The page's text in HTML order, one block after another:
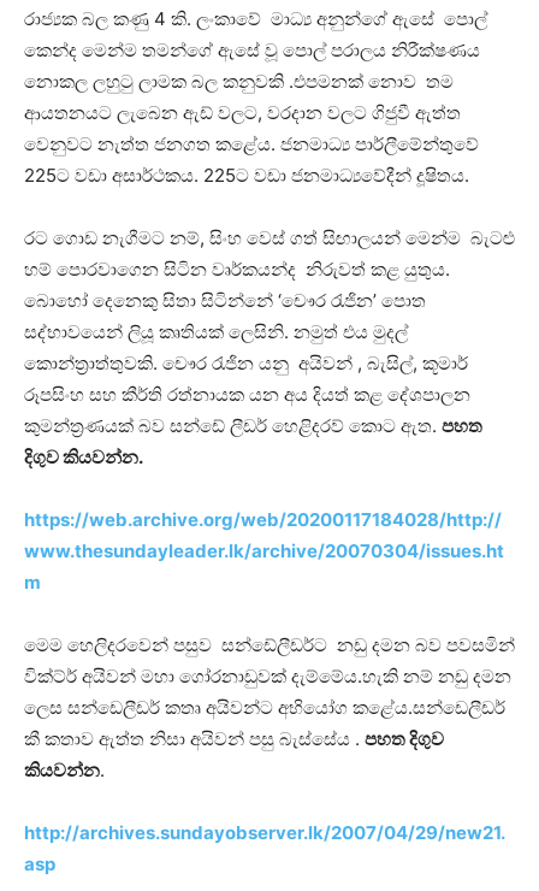
රාජ්‍යක බල කණු 4 කි. ලංකාවේ මාධ්‍ය අනුන්ගේ ඇසේ පොල්
කෙන්ද මෙන්ම තමන්ගේ ඇසේ වූ පොල් පරාලය නිරීක්ෂණය
නොකල ලහු‍ටු ලාමක බල කනුවකි .එපමනක් නොව තම
ආයතනයට ලැබෙන ඇඩ් වලට, වරදාන වලට ගිජුවී ඇත්ත
වෙනුවට නැත්ත ජනගත කළේය. ජනමාධ්‍ය පාර්ලීමේන්තුවේ
225ට වඩා අසාර්ථකය. 225ට වඩා ජනමාධ්‍යවේදීන් දූෂිතය.
රට ගොඩ නැගීමට නම්, සිංහ වෙස් ගත් සිඟාලයන් මෙන්ම බැටළු
හම් පොරවාගෙන සිටින වෘර්කයන්ද නිරුවත් කළ යුතුය.
බොහෝ දෙනෙකු සිතා සිටින්නේ ‘චෞර ‍රැජින’ පොත
සද්භාවයෙන් ලියූ කෘතියක් ලෙසිනි. නමුත් එය මුදල්
කොන්ත්‍රාත්තුවකි. චෞර ‍රැජින යනු අයිවන් , බැසිල්, කූමාර්
රූපසිංහ සහ කීර්ති රත්නායක යන අය දියත් කළ දේශපාලන
කුමන්ත්‍රණයක් බව සන්ඩේ ලීඩර් හෙළිදරව් කොට ඇත. පහත
දිගුව කියවන්න.
https://web.archive.org/web/20200117184028/http://
www.thesundayleader.lk/archive/20070304/issues.ht
m
මෙම හෙලිදරවෙන් පසුව සන්ඩේලීඩර්ට නඩු දමන බව පවසමින්
වික්ට්ර් අයිවන් මහා ගෝරනාඩුවක් දැම්මේය.හැකි නම් නඩු දමන
ලෙස සන්ඩෙලීඩර් කතෘ අයිවන්ට අභියෝග කළේය.සන්ඩෙලීඩර්
කී කතාව ඇත්ත නිසා අයිවන් පසු බැස්සේය . පහත දිගුව
කියවන්න.
http://archives.sundayobserver.lk/2007/04/29/new21.
asp